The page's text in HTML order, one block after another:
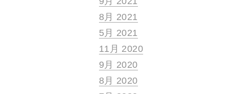
8月 2021
5月 2021
11月 2020
9月 2020
8月 2020